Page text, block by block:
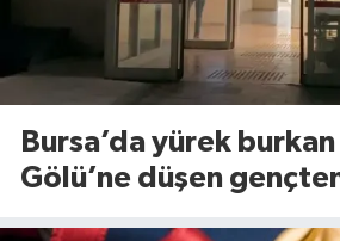
Bursa’da yürek
Gölü’ne düşen